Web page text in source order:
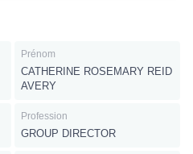
Prénom
CATHERINE ROSEMARY REID
AVERY
Profession
GROUP DIRECTOR